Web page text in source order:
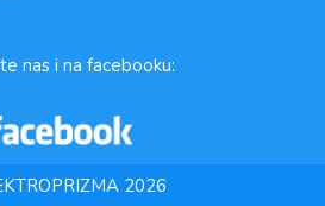
nas i na facebooku:
2026